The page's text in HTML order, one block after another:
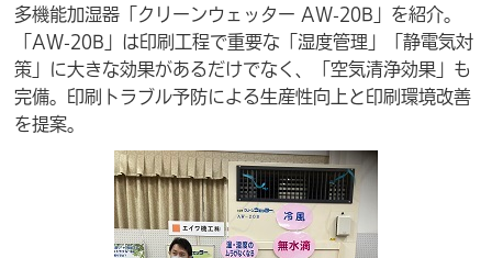
多機能加湿器「クリーンウェッター AW-20B」を紹介。
「AW-20B」は印刷工程で重要な「湿度管理」「静電気対
策」に大きな効果があるだけでなく、「空気清浄効果」も
完備。印刷トラブル予防による生産性向上と印刷環境改善
を提案。